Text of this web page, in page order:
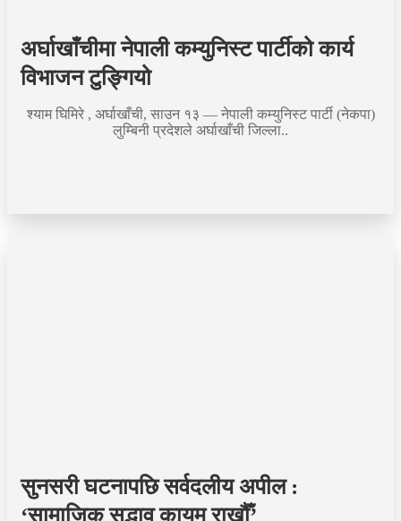
अर्घाखाँचीमा नेपाली कम्युनिस्ट पार्टीको कार्य
विभाजन टुङ्गियो
श्याम घिमिरे , अर्घाखाँची, साउन १३ — नेपाली कम्युनिस्ट पार्टी (नेकपा)
लुम्बिनी प्रदेशले अर्घाखाँची जिल्ला..
सुनसरी घटनापछि सर्वदलीय अपील :
‘सामाजिक सद्भाव कायम राखौँ’